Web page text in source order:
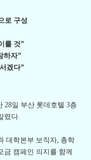
로 구성
룰 것”
하자”
겠다”
28일 부산 롯데호텔 3층
렸다.
대학본부 보직자, 총학
캠페인 의지를 함께